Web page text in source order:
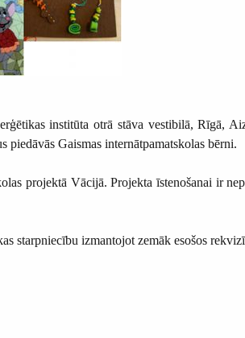
institūta otrā stāva vestibilā, Rīgā,
piedāvās Gaismas internātpamatskolas bērni.
projektā Vācijā. Projekta īstenošanai ir
starpniecību izmantojot zemāk esošos